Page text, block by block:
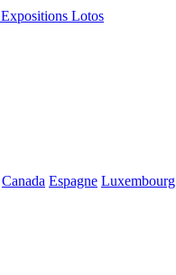
Expositions Lotos
Canada Espagne Luxembourg